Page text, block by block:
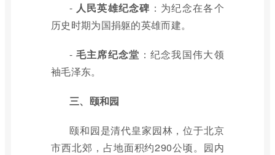
- 人民英雄纪念碑 ：为纪念在各个
历史时期为国捐躯的英雄而建。
- 毛主席纪念堂 ：纪念我国伟大领
袖毛泽东。
三、颐和园
颐和园是清代皇家园林，位于北京
市西北郊，占地面积约290公顷。园内